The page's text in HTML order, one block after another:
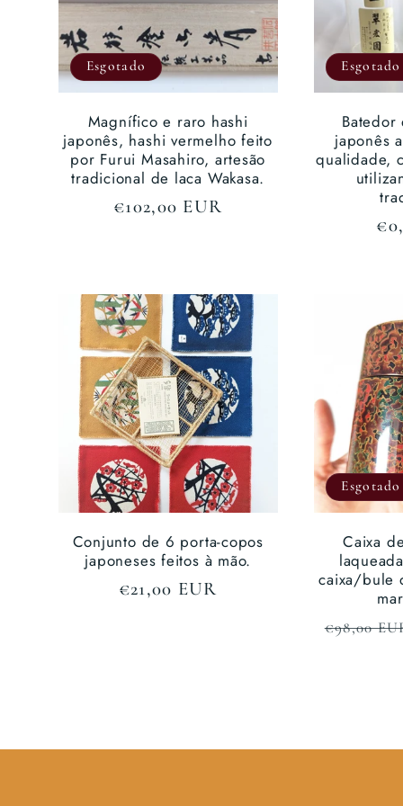
:
Esgotado
Magnífico e raro hashi
japonês, hashi vermelho feito
por Furui Masahiro, artesão
tradicional de laca Wakasa.
Preço
€102,00 EUR
Esgotado
Batedor
japonês
qualidade,
Conjunto de 6 porta-copos
japoneses feitos à mão.
Preço
€21,00 EUR
Esgotado
Caixa
caixa/bule
Preço
€98,00